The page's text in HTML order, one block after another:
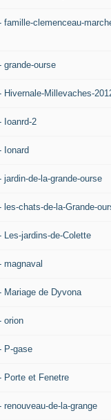
famille-clemenceau-
grande-ourse
Hivernale-Millevaches-
Ioanrd-2
Ionard
jardin-de-la-grande-ourse
les-chats-de-la-Grande-
Les-jardins-de-Colette
magnaval
Mariage de Dyvona
orion
P-gase
Porte et Fenetre
renouveau-de-la-grange